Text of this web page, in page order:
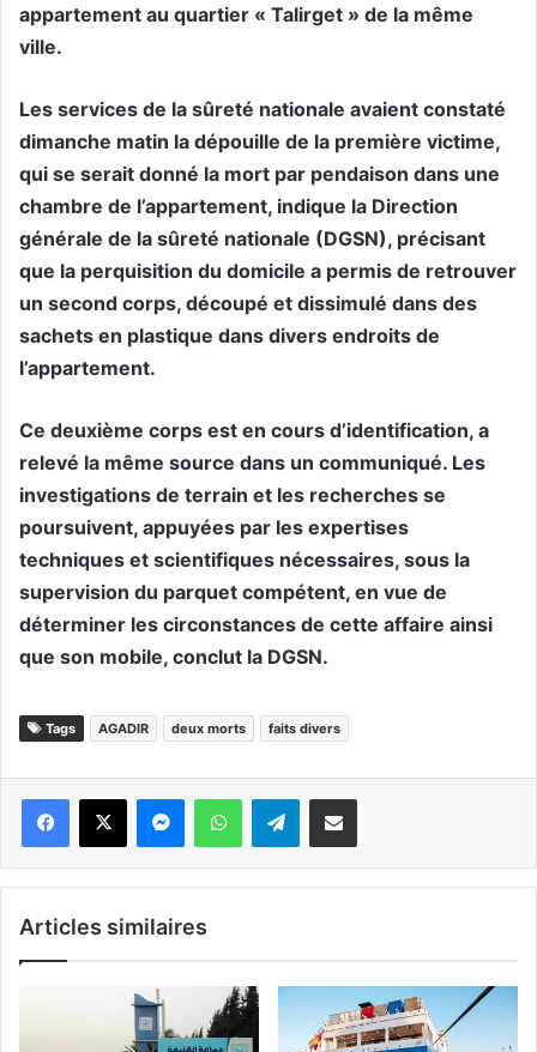
appartement au quartier « Talirget » de la même
ville.
Les services de la sûreté nationale avaient constaté
dimanche matin la dépouille de la première victime,
qui se serait donné la mort par pendaison dans une
chambre de l’appartement, indique la Direction
générale de la sûreté nationale (DGSN), précisant
que la perquisition du domicile a permis de retrouver
un second corps, découpé et dissimulé dans des
sachets en plastique dans divers endroits de
l’appartement.
Ce deuxième corps est en cours d’identification, a
relevé la même source dans un communiqué. Les
investigations de terrain et les recherches se
poursuivent, appuyées par les expertises
techniques et scientifiques nécessaires, sous la
supervision du parquet compétent, en vue de
déterminer les circonstances de cette affaire ainsi
que son mobile, conclut la DGSN.
Tags AGADIR deux morts faits divers
WhatsApp Telegram
Articles similaires